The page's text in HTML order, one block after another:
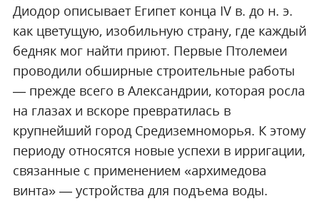
Диодор описывает Египет конца IV в. до н. э.
как цветущую, изобильную страну, где каждый
бедняк мог найти приют. Первые Птолемеи
проводили обширные строительные работы
— прежде всего в Александрии, которая росла
на глазах и вскоре превратилась в
крупнейший город Средиземноморья. К этому
периоду относятся новые успехи в ирригации,
связанные с применением «архимедова
винта» — устройства для подъема воды.